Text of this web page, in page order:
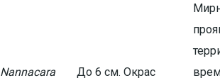
Nannacara
До 6 см. Окрас